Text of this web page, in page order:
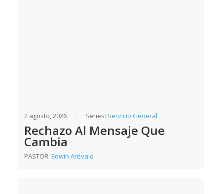
2 agosto, 2026 Series: Servicio General
Rechazo Al Mensaje Que
Cambia
PASTOR:Edwin Arévalo